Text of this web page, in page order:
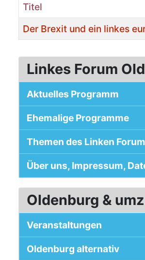
Titel
Der Brexit und ein linkes
Linkes Forum
Aktuelles Programm
Ehemalige Programme
Themen des Linken
Über uns, Impressum,
Oldenburg &
Veranstaltungen
Oldenburg alternativ